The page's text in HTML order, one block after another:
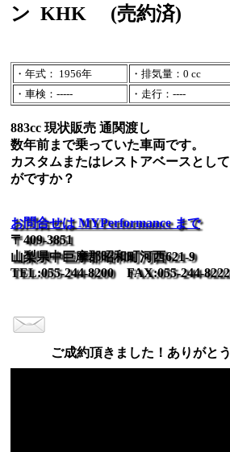
ン KHK (売約済)
・年式： 1956年
・排気量：0 cc
・車検：-----
・走行：----
883cc 現状販売 通関渡し
数年前まで乗っていた車両です。
カスタムまたはレストアベースとし
がですか？
お問合せは MYPerformance まで
〒409-3851
山梨県中巨摩郡昭和町河西621-9
TEL:055-244-8200 FAX:055-244-8222
ご成約頂きました！ありがと